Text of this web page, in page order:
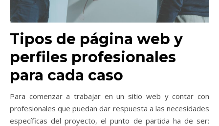
Tipos de página web y
perfiles profesionales
para cada caso
Para comenzar a trabajar en un sitio web y contar con
profesionales que puedan dar respuesta a las necesidades
específicas del proyecto, el punto de partida ha de ser: